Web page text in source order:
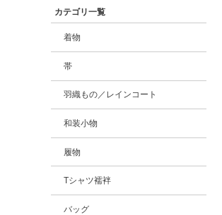
カテゴリ一覧
着物
帯
羽織もの／レインコート
和装小物
履物
Tシャツ襦袢
バッグ